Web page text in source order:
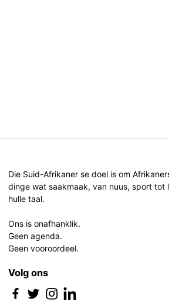
Die Suid-Afrikaner se doel is om
dinge wat saakmaak, van nuus, sport tot
hulle taal.
Ons is onafhanklik.
Geen agenda.
Geen vooroordeel.
Volg ons